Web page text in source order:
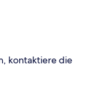
kontaktiere die